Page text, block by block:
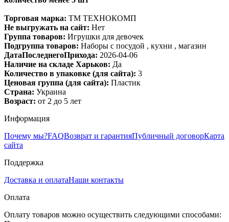
Торговая марка: ТМ ТЕХНОКОМП
Не выгружать на сайт: Нет
Группа товаров: Игрушки для девочек
Подгруппа товаров: Наборы с посудой , кухни , магазин
ДатаПоследнегоПрихода: 2026-04-06
Наличие на складе Харьков: Да
Количество в упаковке (для сайта): 3
Ценовая группа (для сайта): Пластик
Страна: Украина
Возраст: от 2 до 5 лет
Информация
Почему мы?FAQВозврат и гарантияПубличный договорКарта
сайта
Поддержка
Доставка и оплатаНаши контакты
Оплата
Оплату товаров можно осуществить следующими способами: